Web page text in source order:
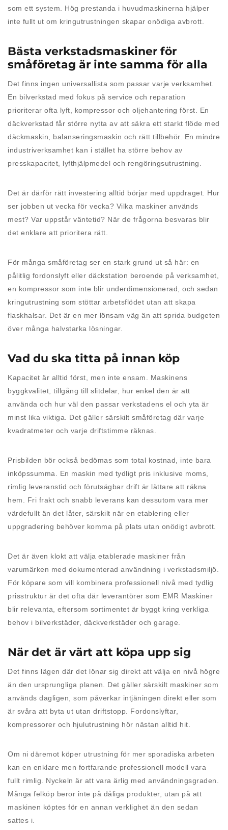
som ett system. Hög prestanda i huvudmaskinerna hjälper
inte fullt ut om kringutrustningen skapar onödiga avbrott.
Bästa verkstadsmaskiner för
småföretag är inte samma för alla
Det finns ingen universallista som passar varje verksamhet.
En bilverkstad med fokus på service och reparation
prioriterar ofta lyft, kompressor och oljehantering först. En
däckverkstad får större nytta av att säkra ett starkt flöde med
däckmaskin, balanseringsmaskin och rätt tillbehör. En mindre
industriverksamhet kan i stället ha större behov av
presskapacitet, lyfthjälpmedel och rengöringsutrustning.
Det är därför rätt investering alltid börjar med uppdraget. Hur
ser jobben ut vecka för vecka? Vilka maskiner används
mest? Var uppstår väntetid? När de frågorna besvaras blir
det enklare att prioritera rätt.
För många småföretag ser en stark grund ut så här: en
pålitlig fordonslyft eller däckstation beroende på verksamhet,
en kompressor som inte blir underdimensionerad, och sedan
kringutrustning som stöttar arbetsflödet utan att skapa
flaskhalsar. Det är en mer lönsam väg än att sprida budgeten
över många halvstarka lösningar.
Vad du ska titta på innan köp
Kapacitet är alltid först, men inte ensam. Maskinens
byggkvalitet, tillgång till slitdelar, hur enkel den är att
använda och hur väl den passar verkstadens el och yta är
minst lika viktiga. Det gäller särskilt småföretag där varje
kvadratmeter och varje driftstimme räknas.
Prisbilden bör också bedömas som total kostnad, inte bara
inköpssumma. En maskin med tydligt pris inklusive moms,
rimlig leveranstid och förutsägbar drift är lättare att räkna
hem. Fri frakt och snabb leverans kan dessutom vara mer
värdefullt än det låter, särskilt när en etablering eller
uppgradering behöver komma på plats utan onödigt avbrott.
Det är även klokt att välja etablerade maskiner från
varumärken med dokumenterad användning i verkstadsmiljö.
För köpare som vill kombinera professionell nivå med tydlig
prisstruktur är det ofta där leverantörer som EMR Maskiner
blir relevanta, eftersom sortimentet är byggt kring verkliga
behov i bilverkstäder, däckverkstäder och garage.
När det är värt att köpa upp sig
Det finns lägen där det lönar sig direkt att välja en nivå högre
än den ursprungliga planen. Det gäller särskilt maskiner som
används dagligen, som påverkar intjäningen direkt eller som
är svåra att byta ut utan driftstopp. Fordonslyftar,
kompressorer och hjulutrustning hör nästan alltid hit.
Om ni däremot köper utrustning för mer sporadiska arbeten
kan en enklare men fortfarande professionell modell vara
fullt rimlig. Nyckeln är att vara ärlig med användningsgraden.
Många felköp beror inte på dåliga produkter, utan på att
maskinen köptes för en annan verklighet än den sedan
sattes i.